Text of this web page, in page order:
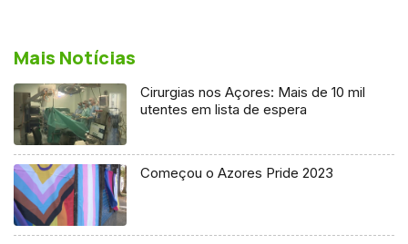
Mais Notícias
Cirurgias nos Açores: Mais de 10 mil
utentes em lista de espera
Começou o Azores Pride 2023